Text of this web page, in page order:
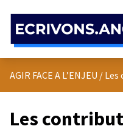
AGIR FACE A L’ENJEU / Les
Les